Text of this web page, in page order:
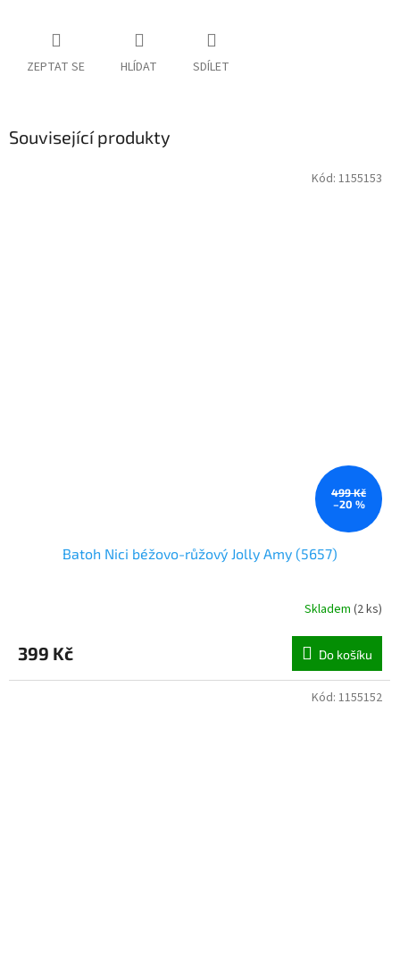
ZEPTAT SE HLÍDAT SDÍLET
Související produkty
499 Kč
–20 %
Batoh Nici béžovo-růžový Jolly Amy (5657)
Skladem (2 ks)
399 Kč Do košíku
Kód: 1155153
Kód: 1155152